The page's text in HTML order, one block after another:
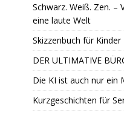
Schwarz. Weiß. Zen. –
eine laute Welt
Skizzenbuch für Kinder
DER ULTIMATIVE
Die KI ist auch nur ein
Kurzgeschichten für